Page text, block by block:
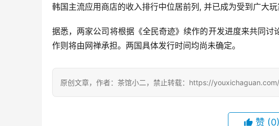
韩国主流应用商店的收入排行中位居前列, 并已成为受到广大
据悉，两家公司将根据《全民奇迹》续作的开发进度来共同
作则将由网禅承担。两国具体发行时间均尚未确定。
原创文章，作者：茶馆小二，禁止转载：https://
赞 (0)